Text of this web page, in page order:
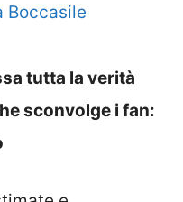
Boccasile
tutta la verità
sconvolge i fan: